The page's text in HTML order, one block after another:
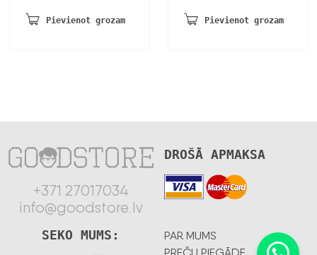
Pievienot grozam
bija:
ir:
Pievienot grozam
+371 27017034
info@goodstore.lv
DROŠĀ APMAKSA
PAR MUMS
SEKO MUMS: